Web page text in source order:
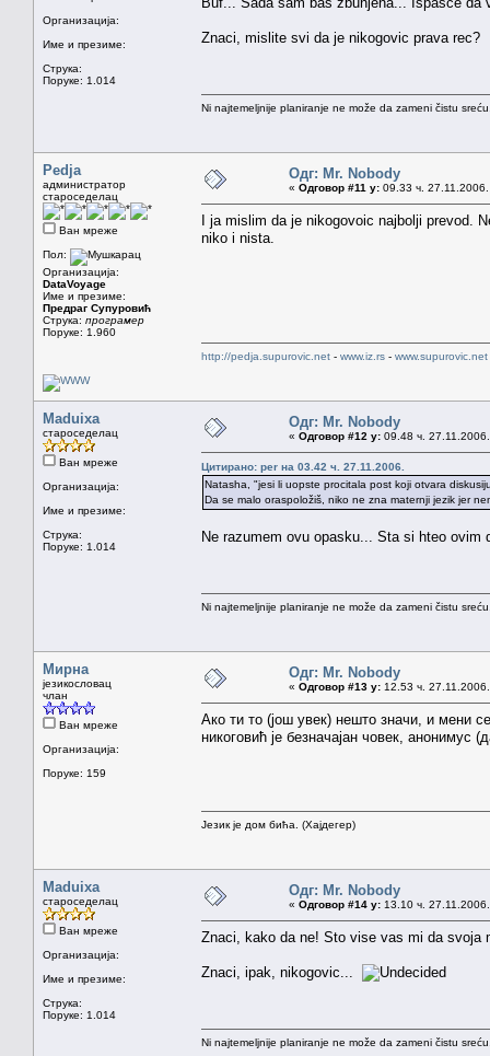
Организација:
Име и презиме:
Струка:
Поруке: 1.014
Znaci, mislite svi da je nikogovic prava rec?
Ni najtemeljnije planiranje ne može da zameni čistu
Pedja
администратор
староседелац
Ван мреже
Пол:
Организација:
DataVoyage
Име и презиме:
Предраг Супуровић
Струка: програмер
Поруке: 1.960
Одг: Mr. Nobody
« Одговор #11 у: 09.33 ч.
I ja mislim da je nikogovoic najbolji prevod.
niko i nista.
http://pedja.supurovic.net - www.iz.rs - www.supurovic.net
Maduixa
староседелац
Ван мреже
Организација:
Име и презиме:
Струка:
Поруке: 1.014
Одг: Mr. Nobody
« Одговор #12 у: 09.48 ч.
Цитирано: per на 03.42 ч. 27.11.2006.
Natasha, "jesi li uopste procitala post koji otvara
Da se malo oraspoložiš, niko ne zna maternji jezik jer
Ne razumem ovu opasku... Sta si hteo ovim
Ni najtemeljnije planiranje ne može da zameni čistu
Мирна
језикословац
члан
Ван мреже
Организација:
Поруке: 159
Одг: Mr. Nobody
« Одговор #13 у: 12.53 ч.
Ако ти то (још увек) нешто значи, и мени
никоговић је безначајан човек, анонимус
Језик је дом бића. (Хајдегер)
Maduixa
староседелац
Ван мреже
Организација:
Име и презиме:
Струка:
Поруке: 1.014
Одг: Mr. Nobody
« Одговор #14 у: 13.10 ч.
Znaci, kako da ne! Sto vise vas mi da svoja
Znaci, ipak, nikogovic...
Ni najtemeljnije planiranje ne može da zameni čistu